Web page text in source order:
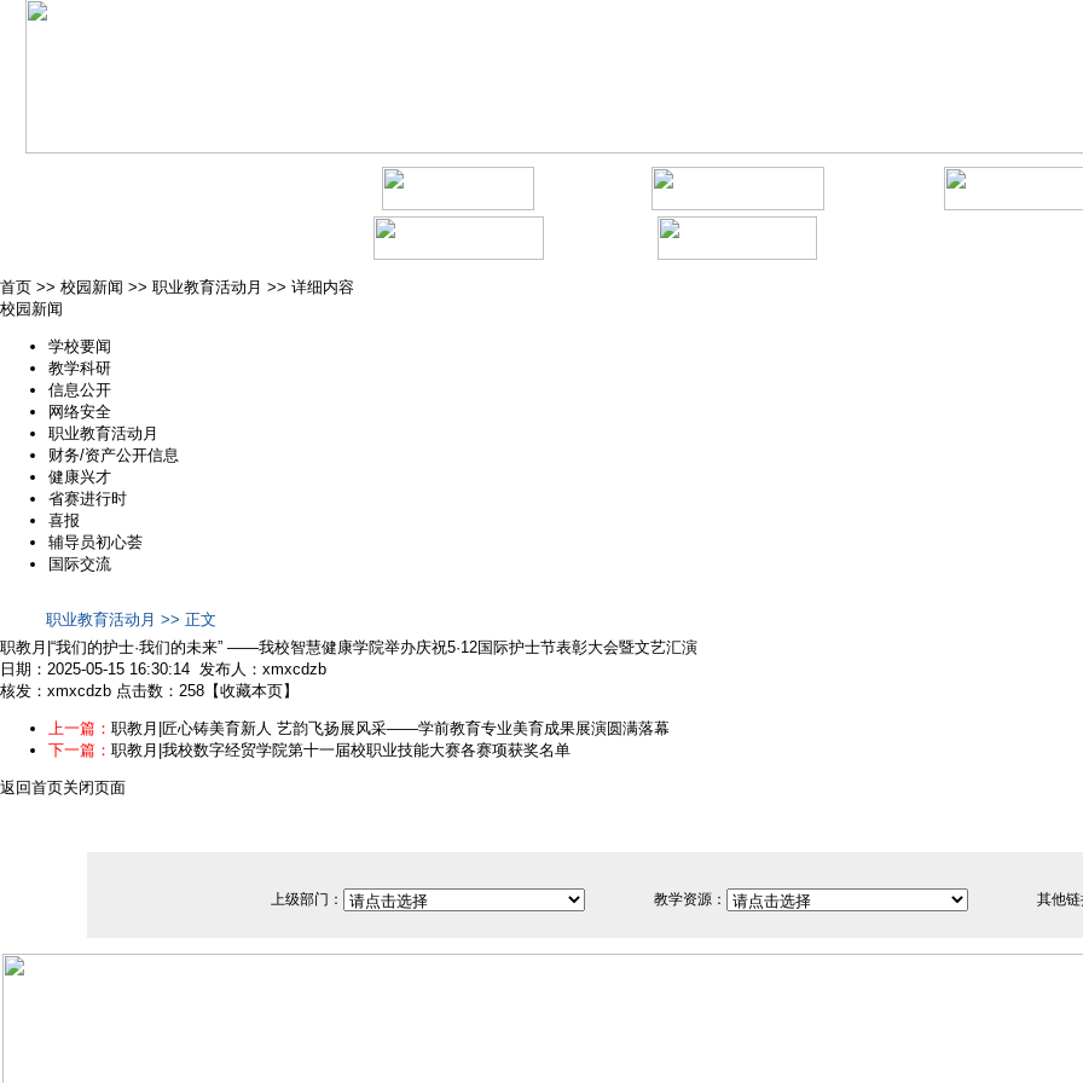
首页 >> 校园新闻 >> 职业教育活动月 >> 详细内容
校园新闻
学校要闻
教学科研
信息公开
网络安全
职业教育活动月
财务/资产公开信息
健康兴才
省赛进行时
喜报
辅导员初心荟
国际交流
职业教育活动月 >> 正文
职教月|“我们的护士·我们的未来” ——我校智慧健康学院举办庆祝5·12国际护士节表彰大会暨文艺汇演
日期：2025-05-15 16:30:14 发布人：xmxcdzb
核发：xmxcdzb 点击数：258 【收藏本页】
上一篇： 职教月|匠心铸美育新人 艺韵飞扬展风采——学前教育专业美育成果展演圆满落幕
下一篇： 职教月|我校数字经贸学院第十一届校职业技能大赛各赛项获奖名单
返回首页关闭页面
上级部门： 教学资源： 其他